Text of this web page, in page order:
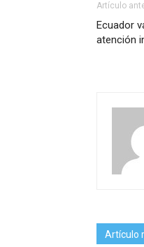
Artículo
Ecuador
atención
Artículo